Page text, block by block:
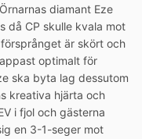
diamant Eze
då CP skulle kvala mot
är skört och
optimalt för
ska byta lag dessutom
kreativa hjärta och
i fjol och gästerna
en 3-1-seger mot